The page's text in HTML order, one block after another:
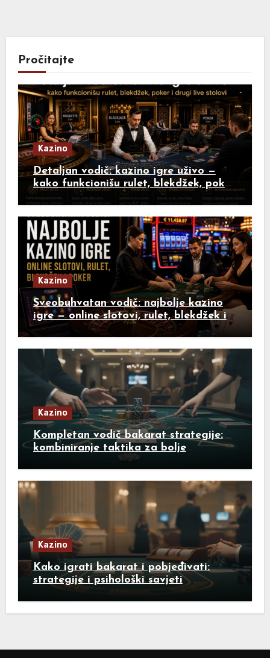
Pročitajte
Kazino
Detaljan vodič: kazino igre uživo —
kako funkcionišu rulet, blekdžek, poker
i drugi live stolovi
Kazino
Sveobuhvatan vodič: najbolje kazino
igre — online slotovi, rulet, blekdžek i
poker
Kazino
Kompletan vodič bakarat strategije:
kombiniranje taktika za bolje
Kazino
Kako igrati bakarat i pobjeđivati:
strategije i psihološki savjeti